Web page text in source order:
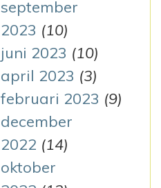
september
2023 (10)
juni 2023 (10)
april 2023 (3)
februari 2023 (9)
december
2022 (14)
oktober